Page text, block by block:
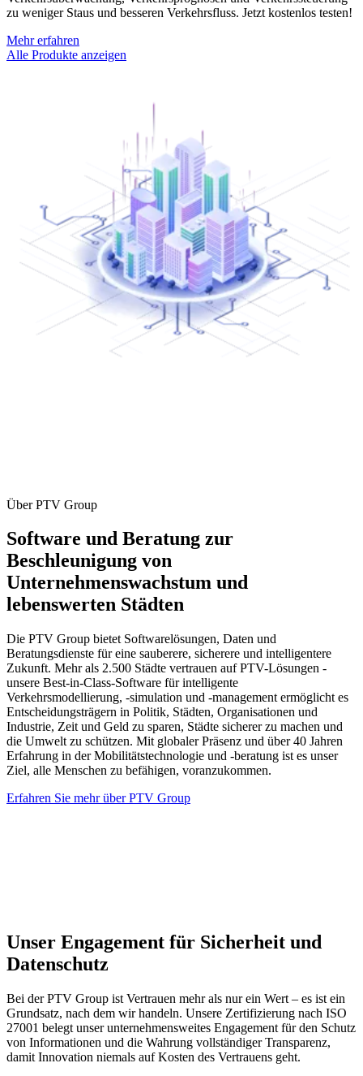
zu weniger Staus und besseren Verkehrsfluss. Jetzt kostenlos testen!
Mehr erfahren
Alle Produkte anzeigen
Über PTV Group
Software und Beratung zur
Beschleunigung von
Unternehmenswachstum und
lebenswerten Städten
Die PTV Group bietet Softwarelösungen, Daten und
Beratungsdienste für eine sauberere, sicherere und intelligentere
Zukunft. Mehr als 2.500 Städte vertrauen auf PTV-Lösungen -
unsere Best-in-Class-Software für intelligente
Verkehrsmodellierung, -simulation und -management ermöglicht es
Entscheidungsträgern in Politik, Städten, Organisationen und
Industrie, Zeit und Geld zu sparen, Städte sicherer zu machen und
die Umwelt zu schützen. Mit globaler Präsenz und über 40 Jahren
Erfahrung in der Mobilitätstechnologie und -beratung ist es unser
Ziel, alle Menschen zu befähigen, voranzukommen.
Erfahren Sie mehr über PTV Group
Unser Engagement für Sicherheit und
Datenschutz
Bei der PTV Group ist Vertrauen mehr als nur ein Wert – es ist ein
Grundsatz, nach dem wir handeln. Unsere Zertifizierung nach ISO
27001 belegt unser unternehmensweites Engagement für den Schutz
von Informationen und die Wahrung vollständiger Transparenz,
damit Innovation niemals auf Kosten des Vertrauens geht.